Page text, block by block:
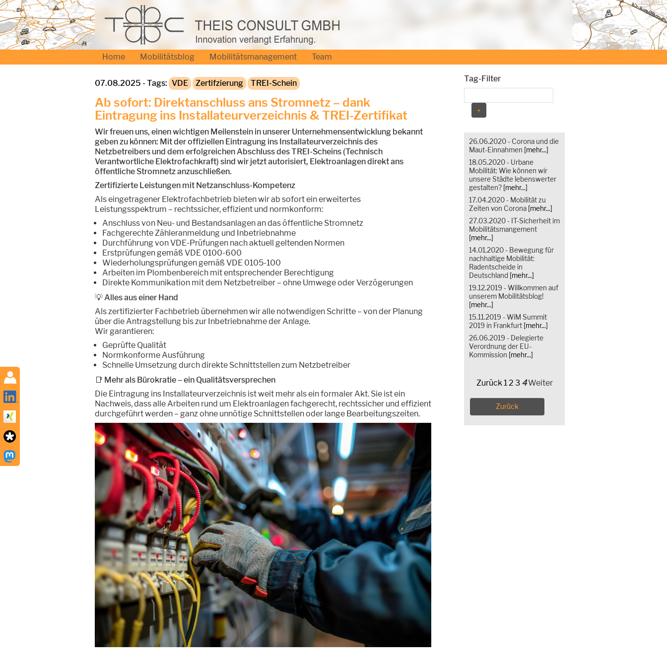
Home Mobilitätsblog Mobilitätsmanagement Team
07.08.2025 - Tags: VDE Zertifzierung TREI-Schein
Ab sofort: Direktanschluss ans Stromnetz – dank
Eintragung ins Installateurverzeichnis & TREI-Zertifikat
Wir freuen uns, einen wichtigen Meilenstein in unserer Unternehmensentwicklung bekannt
geben zu können: Mit der offiziellen Eintragung ins Installateurverzeichnis des
Netzbetreibers und dem erfolgreichen Abschluss des TREI-Scheins (Technisch
Verantwortliche Elektrofachkraft) sind wir jetzt autorisiert, Elektroanlagen direkt ans
öffentliche Stromnetz anzuschließen.
Zertifizierte Leistungen mit Netzanschluss-Kompetenz
Als eingetragener Elektrofachbetrieb bieten wir ab sofort ein erweitertes
Leistungsspektrum – rechtssicher, effizient und normkonform:
Anschluss von Neu- und Bestandsanlagen an das öffentliche Stromnetz
Fachgerechte Zähleranmeldung und Inbetriebnahme
Durchführung von VDE-Prüfungen nach aktuell geltenden Normen
Erstprüfungen gemäß VDE 0100-600
Wiederholungsprüfungen gemäß VDE 0105-100
Arbeiten im Plombenbereich mit entsprechender Berechtigung
Direkte Kommunikation mit dem Netzbetreiber – ohne Umwege oder Verzögerungen
💡 Alles aus einer Hand
Als zertifizierter Fachbetrieb übernehmen wir alle notwendigen Schritte – von der Planung
über die Antragstellung bis zur Inbetriebnahme der Anlage.
Wir garantieren:
Geprüfte Qualität
Normkonforme Ausführung
Schnelle Umsetzung durch direkte Schnittstellen zum Netzbetreiber
📑 Mehr als Bürokratie – ein Qualitätsversprechen
Die Eintragung ins Installateurverzeichnis ist weit mehr als ein formaler Akt. Sie ist ein
Nachweis, dass alle Arbeiten rund um Elektroanlagen fachgerecht, rechtssicher und effizient
durchgeführt werden – ganz ohne unnötige Schnittstellen oder lange Bearbeitungszeiten.
Tag-Filter
26.06.2020 - Corona und die
Maut-Einnahmen [mehr...]
18.05.2020 - Urbane
Mobilität: Wie können wir
unsere Städte lebenswerter
gestalten? [mehr...]
17.04.2020 - Mobilität zu
Zeiten von Corona [mehr...]
27.03.2020 - IT-Sicherheit im
Mobilitätsmangement
[mehr...]
14.01.2020 - Bewegung für
nachhaltige Mobilität:
Radentscheide in
Deutschland [mehr...]
19.12.2019 - Willkommen auf
unserem Mobilitätsblog!
[mehr...]
15.11.2019 - WiM Summit
2019 in Frankfurt [mehr...]
26.06.2019 - Delegierte
Verordnung der EU-
Kommission [mehr...]
Zurück12 3 4Weiter
Zurück